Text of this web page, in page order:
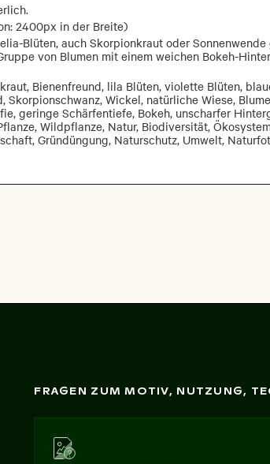
2400px in der Breite)
Blüten, auch Skorpionkraut oder Sonnenwende
von Blumen mit einem weichen Bokeh-
Bienenfreund, lila Blüten, violette Blüten,
Wickel, natürliche Wiese,
geringe Schärfentiefe, Bokeh, unscharfer
Wildpflanze, Natur, Biodiversität,
Gründüngung, Naturschutz, Umwelt,
FRAGEN ZUM MOTIV, NUTZUNG,